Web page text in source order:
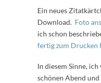
Ein neues
Download. Foto
ich schon
fertig zum Drucken
In diesem Sinne,
schönen Abend